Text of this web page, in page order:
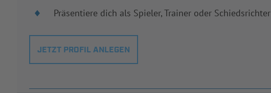
Präsentiere dich als Spieler, Trainer oder Schiedsrichter
JETZT PROFIL ANLEGEN